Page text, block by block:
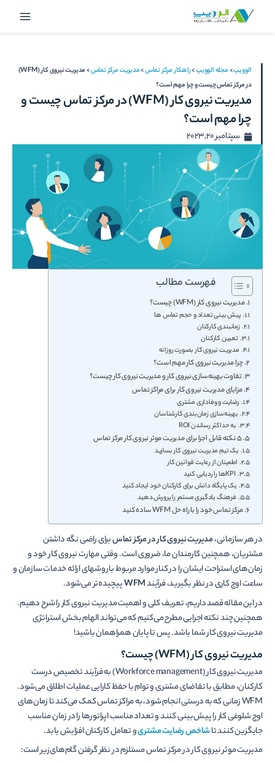
Main
الوویپ>مجله الوویپ>راهکار مرکز تماس>مدیریت مرکز تماس>
مدیریت نیروی کار (WFM)
در مرکز تماس چیست و چرا مهم است؟
مدیریت نیروی کار (WFM) در مرکز تماس چیست و
چرا مهم است؟
سپتامبر 20, 2023
فهرست مطالب
مدیریت نیروی کار (WFM) چیست؟
پیش بینی تعداد و حجم تماس ها
زمان­بندی کارکنان
تعیین کارکنان
مدیریت نیروی کار بصورت روزانه
چرا مدیریت نیروی کار مهم است؟
تفاوت بهینه‌سازی نیروی کار و مدیریت نیروی کار چیست؟
مزایای مدیریت نیروی کار برای مراکز تماس
رضایت و وفاداری مشتری
بهینه‌­سازی زمان­‌بندی کارشناسان
به حداکثر رساندن ROI
5 نکته قابل اجرا برای مدیریت موثر نیروی کار مرکز تماس
یک تیم مدیریت نیروی کار بسازید
اطمینان از رعایت قوانین کار
KPIها را ردیابی کنید
یک پایگاه دانش برای کارکنان خود ایجاد کنید
فرهنگ یادگیری مستمر را پرورش دهید
مرکز تماس خود را با راه حل WFM ساده کنید
در هر سازمانی،مدیریت نیروی کار در مرکز تماسبرای راضی نگه داشتن
مشتریان، همچنین کارمندان ما، ضروری است. وقتی مهارت نیروی کار خود و
زمان­‌های استراحت ایشان را در کنار موارد مربوط با روش­های ارائه خدمات سازمان و
ساعت اوج کاری در نظر بگیرید، فرآیندWFMپیچیده‌تر می‌­شود.
در این مقاله قصد داریم، تعریف کلی و اهمیت مدیریت نیروی کار را شرح دهیم.
همچنین چند نکته اجرایی مطرح می­‌کنیم که می‌­تواند الهام بخش استراتژی
مدیریت نیروی کار شما باشد. پس تا پایان همراهمان باشید!
مدیریت نیروی کار (WFM) چیست؟
مدیریت نیروی کار (Workforce management) به فرآیند تخصیص درست
کارکنان، مطابق با تقاضای مشتری و توام با حفظ کارایی عملیات اطلاق می‌­شود.
WFM زمانی که به درستی انجام شود، به مراکز تماس کمک می‌کند تا زمان‌های
اوج شلوغی کار را پیش‌بینی کنند و تعداد مناسب اپراتورها را در زمان‌ مناسب
جایگزین کنند تاشاخص رضایت مشتریو تعامل کارکنان افزایش یابد.
مدیریت موثر نیروی کار در مرکز تماس مستلزم در نظر گرفتن گام­‌های زیر است: